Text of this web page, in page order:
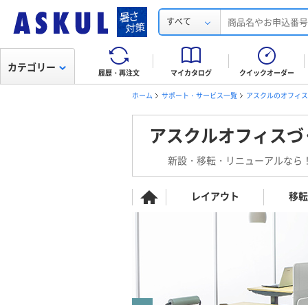
すべて
履歴・再注文 マイカタログ クイックオーダー
カテゴリー
ホーム サポート・サービス一覧 アスクルのオフィ
アスクルオフィス
新設・移転・リニューアルなら
レイアウト 移